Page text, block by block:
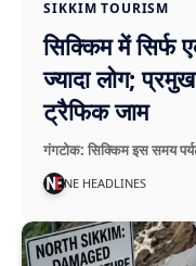
SIKKIM TOURISM
सिक्किम में
ज्यादा लोग;
ट्रैफिक जाम
गंगटोक: सिक्किम इस समय
NE HEADLINES